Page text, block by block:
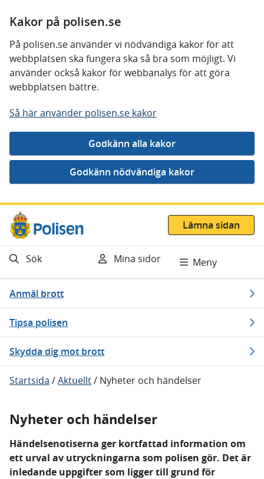
Kakor på polisen.se
På polisen.se använder vi nödvändiga kakor för att
webbplatsen ska fungera ska så bra som möjligt. Vi
använder också kakor för webbanalys för att göra
webbplatsen bättre.
Så här använder polisen.se kakor
Gå direkt till innehåll
Lämna sidan
Sök Mina sidor Meny
Anmäl brott
Tipsa polisen
Skydda dig mot brott
Startsida /Aktuellt/ Nyheter och händelser
Nyheter och händelser
Händelsenotiserna ger kortfattad information om
ett urval av utryckningarna som polisen gör. Det är
inledande uppgifter som ligger till grund för